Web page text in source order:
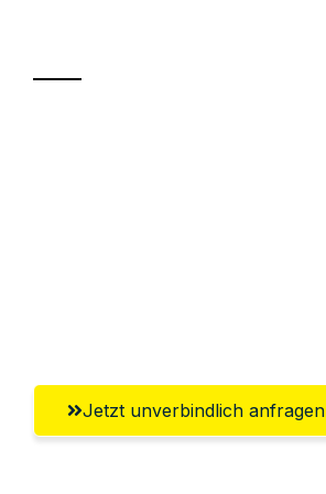
Jetzt unverbindlich anfragen